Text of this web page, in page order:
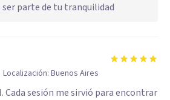
ser parte de tu tranquilidad
Localización: Buenos Aires
Cada sesión me sirvió para encontrar